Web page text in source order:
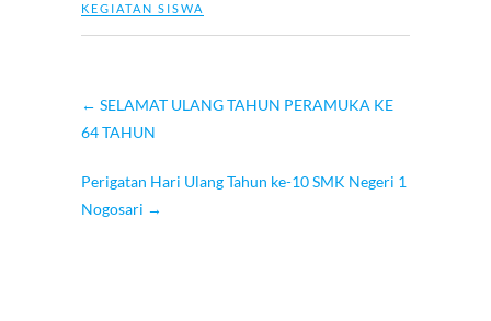
KEGIATAN SISWA
← SELAMAT ULANG TAHUN PERAMUKA KE
64 TAHUN
Perigatan Hari Ulang Tahun ke-10 SMK Negeri 1
Nogosari →